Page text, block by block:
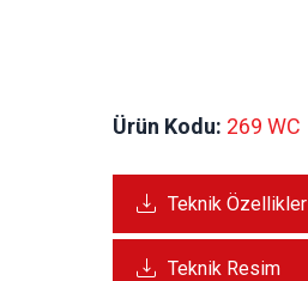
Ürün Kodu: 269 WC
Teknik Özellikler
Teknik Resim